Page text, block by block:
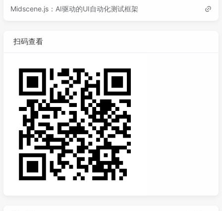
Midscene.js：AI驱动的UI自动化测试框架
扫码查看